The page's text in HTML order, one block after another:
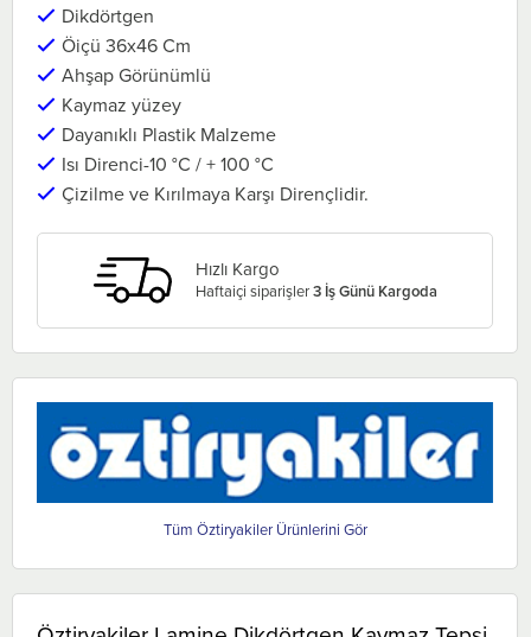
Dikdörtgen
Öiçü 36x46 Cm
Ahşap Görünümlü
Kaymaz yüzey
Dayanıklı Plastik Malzeme
Isı Direnci-10 °C / + 100 °C
Çizilme ve Kırılmaya Karşı Dirençlidir.
Hızlı Kargo
Haftaiçi siparişler3 İş Günü Kargoda
Öztiryakiler